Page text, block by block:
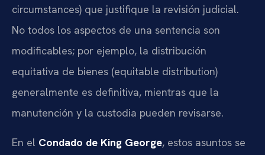
circumstances) que justifique la revisión judicial.
No todos los aspectos de una sentencia son
modificables; por ejemplo, la distribución
equitativa de bienes (equitable distribution)
generalmente es definitiva, mientras que la
manutención y la custodia pueden revisarse.
En el Condado de King George, estos asuntos se